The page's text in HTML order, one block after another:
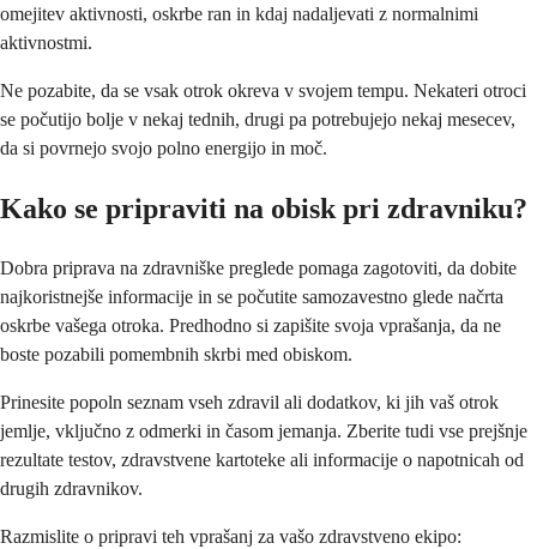
omejitev aktivnosti, oskrbe ran in kdaj nadaljevati z normalnimi
aktivnostmi.
Ne pozabite, da se vsak otrok okreva v svojem tempu. Nekateri otroci
se počutijo bolje v nekaj tednih, drugi pa potrebujejo nekaj mesecev,
da si povrnejo svojo polno energijo in moč.
Kako se pripraviti na obisk pri zdravniku?
Dobra priprava na zdravniške preglede pomaga zagotoviti, da dobite
najkoristnejše informacije in se počutite samozavestno glede načrta
oskrbe vašega otroka. Predhodno si zapišite svoja vprašanja, da ne
boste pozabili pomembnih skrbi med obiskom.
Prinesite popoln seznam vseh zdravil ali dodatkov, ki jih vaš otrok
jemlje, vključno z odmerki in časom jemanja. Zberite tudi vse prejšnje
rezultate testov, zdravstvene kartoteke ali informacije o napotnicah od
drugih zdravnikov.
Razmislite o pripravi teh vprašanj za vašo zdravstveno ekipo: